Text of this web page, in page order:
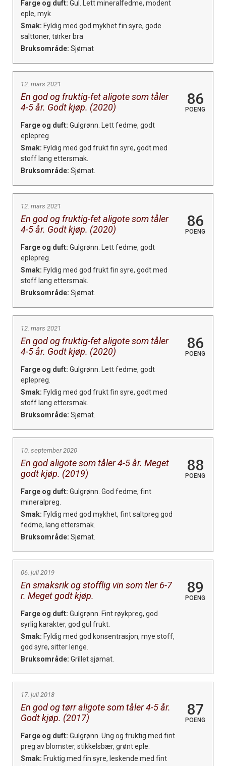
Farge og duft: Gul. Lett mineralfedme, modent
eple, myk
Smak: Fyldig med god mykhet fin syre, gode
salttoner, tørker bra
Bruksområde: Sjømat
12. mars 2021
En god og fruktig-fet aligote som tåler
4-5 år. Godt kjøp. (2020)
86
POENG
Farge og duft: Gulgrønn. Lett fedme, godt
eplepreg.
Smak: Fyldig med god frukt fin syre, godt med
stoff lang ettersmak.
Bruksområde: Sjømat.
12. mars 2021
En god og fruktig-fet aligote som tåler
4-5 år. Godt kjøp. (2020)
86
POENG
Farge og duft: Gulgrønn. Lett fedme, godt
eplepreg.
Smak: Fyldig med god frukt fin syre, godt med
stoff lang ettersmak.
Bruksområde: Sjømat.
12. mars 2021
En god og fruktig-fet aligote som tåler
4-5 år. Godt kjøp. (2020)
86
POENG
Farge og duft: Gulgrønn. Lett fedme, godt
eplepreg.
Smak: Fyldig med god frukt fin syre, godt med
stoff lang ettersmak.
Bruksområde: Sjømat.
10. september 2020
En god aligote som tåler 4-5 år. Meget
godt kjøp. (2019)
88
POENG
Farge og duft: Gulgrønn. God fedme, fint
mineralpreg.
Smak: Fyldig med god mykhet, fint saltpreg god
fedme, lang ettersmak.
Bruksområde: Sjømat.
06. juli 2019
En smaksrik og stofflig vin som tler 6-7
r. Meget godt kjøp.
89
POENG
Farge og duft: Gulgrønn. Fint røykpreg, god
syrlig karakter, god gul frukt.
Smak: Fyldig med god konsentrasjon, mye stoff,
god syre, sitter lenge.
Bruksområde: Grillet sjømat.
17. juli 2018
En god og tørr aligote som tåler 4-5 år.
Godt kjøp. (2017)
87
POENG
Farge og duft: Gulgrønn. Ung og fruktig med fint
preg av blomster, stikkelsbær, grønt eple.
Smak: Fruktig med fin syre, leskende med fint